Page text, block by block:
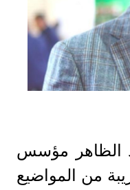
الظاهر مؤسس
من المواضيع